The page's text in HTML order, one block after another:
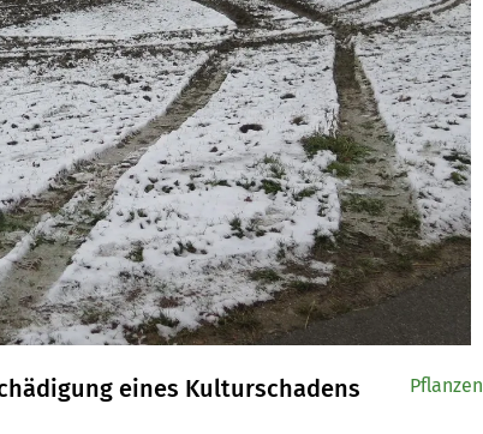
eines Kulturschadens
Pflanzen